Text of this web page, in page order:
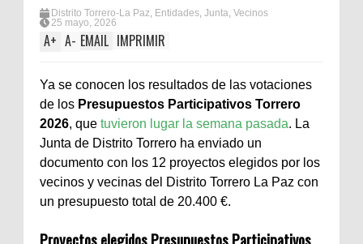
Distrito Torrero-La Paz, Entidades, Junta, Vecinos
25 mayo, 2026
A+ A- EMAIL IMPRIMIR
Ya se conocen los resultados de las votaciones
de los Presupuestos Participativos Torrero
2026, que tuvieron lugar la semana pasada. La
Junta de Distrito Torrero ha enviado un
documento con los 12 proyectos elegidos por los
vecinos y vecinas del Distrito Torrero La Paz con
un presupuesto total de 20.400 €.